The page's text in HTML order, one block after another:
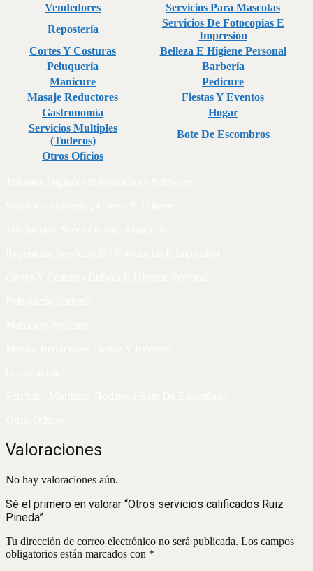
Vendedores
Servicios Para Mascotas
Repostería
Servicios De Fotocopias E
Impresión
Cortes Y Costuras
Belleza E Higiene Personal
Peluquería
Barbería
Manicure
Pedicure
Masaje Reductores
Fiestas Y Eventos
Gastronomía
Hogar
Servicios Multiples
(Toderos)
Bote De Escombros
Otros Oficios
Valoraciones
No hay valoraciones aún.
Sé el primero en valorar “Otros servicios calificados Ruiz
Pineda”
Tu dirección de correo electrónico no será publicada. Los campos
obligatorios están marcados con *